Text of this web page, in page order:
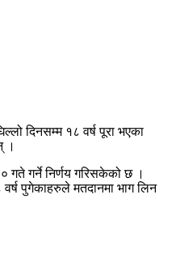
दिनसम्म १८ वर्ष पूरा भएका
।
गते गर्ने निर्णय गरिसकेको छ ।
पुगेकाहरुले मतदानमा भाग लिन